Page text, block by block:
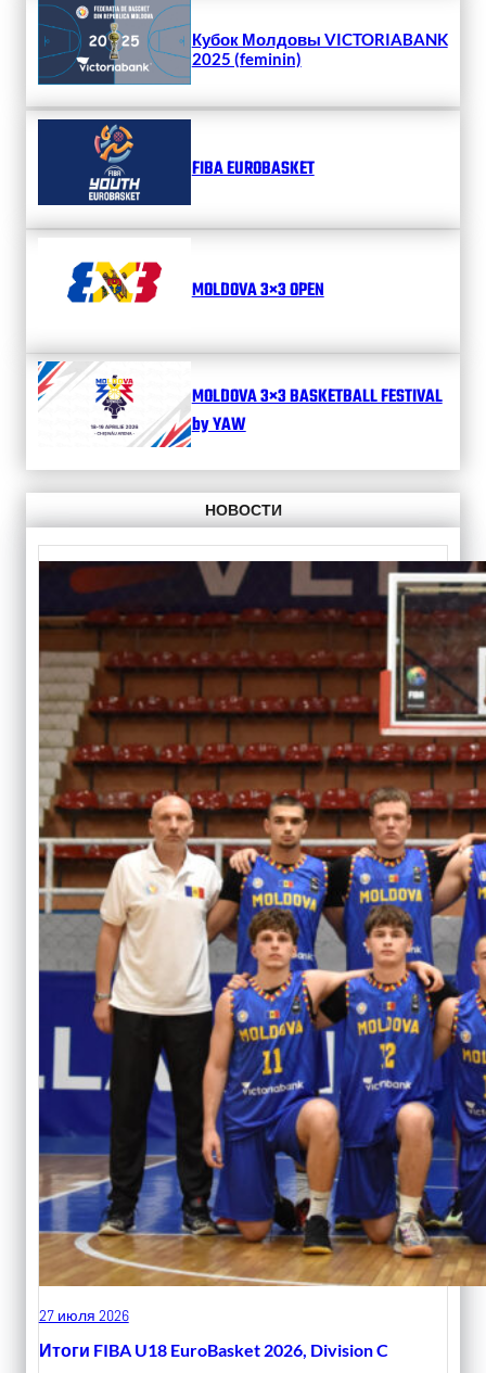
Кубок Молдовы VICTORIABANK
2025 (feminin)
FIBA EUROBASKET
MOLDOVA 3×3 OPEN
MOLDOVA 3×3 BASKETBALL FESTIVAL
by YAW
НОВОСТИ
27 июля 2026
Итоги FIBA U18 EuroBasket 2026, Division C